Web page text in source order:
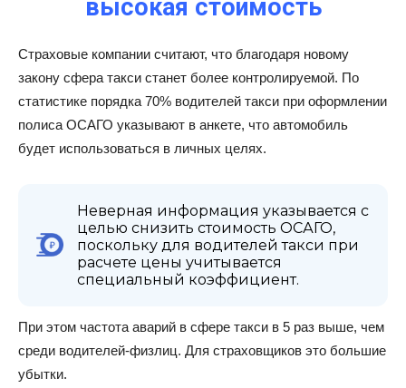
высокая стоимость
Страховые компании считают, что благодаря новому
закону сфера такси станет более контролируемой. По
статистике порядка 70% водителей такси при оформлении
полиса ОСАГО указывают в анкете, что автомобиль
будет использоваться в личных целях.
Неверная информация указывается с
целью снизить стоимость ОСАГО,
поскольку для водителей такси при
расчете цены учитывается
специальный коэффициент.
При этом частота аварий в сфере такси в 5 раз выше, чем
среди водителей-физлиц. Для страховщиков это большие
убытки.